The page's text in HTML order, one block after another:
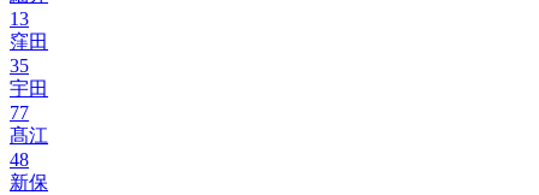
13
窪田
35
宇田
77
髙江
48
新保